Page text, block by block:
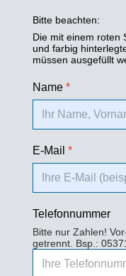
Bitte beachten:
Die mit einem roten
und farbig
müssen ausgefüllt
Name*
E-Mail*
Telefonnummer
Bitte nur Zahlen!
getrennt. Bsp.: